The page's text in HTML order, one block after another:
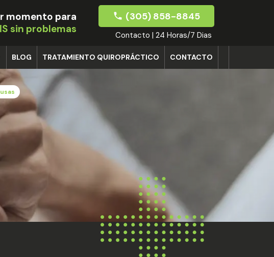
momento para
sin problemas
(305) 858-8845
Contacto | 24 Horas/7 Dias
BLOG TRATAMIENTO QUIROPRÁCTICO CONTACTO